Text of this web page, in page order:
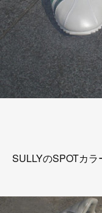
SULLYのSPOTカラ